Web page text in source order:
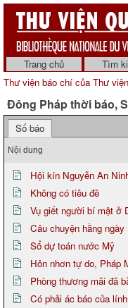
Trang chủ Tìm
Thư viện báo chí của Thư
Đông Pháp thời báo,
Số báo
Nội dung
Hội kín Nguyễn An
Không có tiêu đề
Vụ giết người bí mật ở
Câu chuyện hằng ngày
Sổ dự toán nước Mỹ
Hôn nhơn tự do, Pháp
Phòng thương mãi đã
Có phải ác báo của